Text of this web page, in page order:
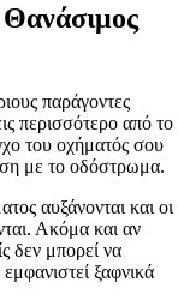
παράγοντες
περισσότερο από το
του οχήματός σου
με το οδόστρωμα.
αυξάνονται και οι
Ακόμα και αν
δεν μπορεί να
ξαφνικά